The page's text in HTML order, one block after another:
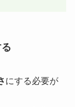
にする必要が